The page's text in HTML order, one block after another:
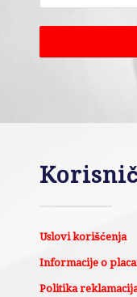
Uslovi korišćenja
Informacije o
Politika